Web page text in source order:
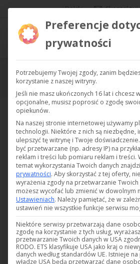
Polski Skontaktuj
Katalog –
Jesteś
Wyświetlanie wszystkich wyników: 33
DC-CAV
Optoakustyczny znak
Preferencje
prywatności
Potrzebujemy Twojej zgody, zanim
korzystanie z naszej witryny.
Jeśli nie masz ukończonych 16 lat i chcesz
opcjonalne, musisz poprosić o zgodę
opiekunów.
Na naszej stronie internetowej używamy
technologii. Niektóre z nich są niezbędne,
ulepszyć tę witrynę i Twoje doświadczenie.
być przetwarzane (np. adresy IP) na
reklam i treści lub pomiaru reklam i treści.
temat wykorzystania Twoich danych
prywatności. Aby skorzystać z tej oferty,
wyrażenia zgody na przetwarzanie Twoich
możesz wycofać lub zmienić w dowolnym
Ustawieniach. Należy pamiętać, że w
ustawień nie wszystkie funkcje serwisu
Niektóre serwisy przetwarzają dane
zgodę na korzystanie z tych usług,
przetwarzanie Twoich danych w USA
RODO. ETS klasyfikuje USA jako kraj o
danych według standardów UE. Istnieje na
władze USA będą przetwarzać dane